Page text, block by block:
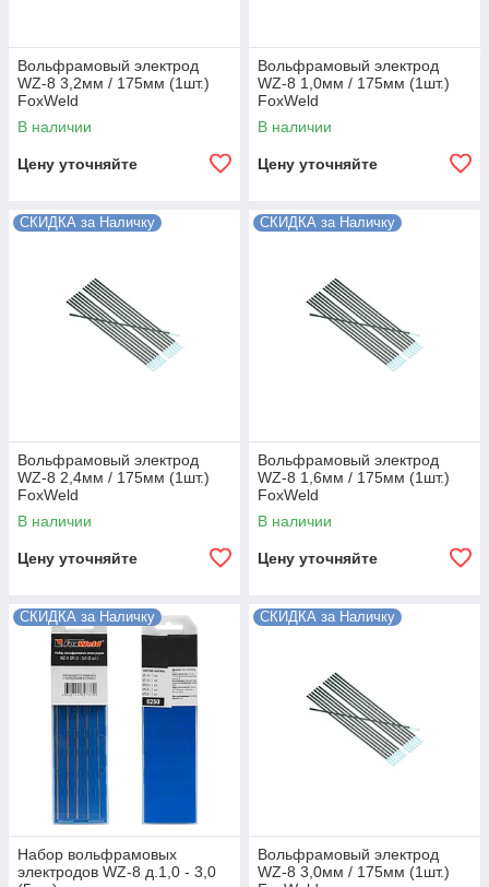
Вольфрамовый электрод
WZ-8 3,2мм / 175мм (1шт.)
FoxWeld
В наличии
Цену уточняйте
Вольфрамовый электрод
WZ-8 1,0мм / 175мм (1шт.)
FoxWeld
В наличии
Цену уточняйте
СКИДКА за Наличку
Вольфрамовый электрод
WZ-8 2,4мм / 175мм (1шт.)
FoxWeld
В наличии
Цену уточняйте
СКИДКА за Наличку
Вольфрамовый электрод
WZ-8 1,6мм / 175мм (1шт.)
FoxWeld
В наличии
Цену уточняйте
СКИДКА за Наличку
Набор вольфрамовых
электродов WZ-8 д.1,0 - 3,0
СКИДКА за Наличку
Вольфрамовый электрод
WZ-8 3,0мм / 175мм (1шт.)